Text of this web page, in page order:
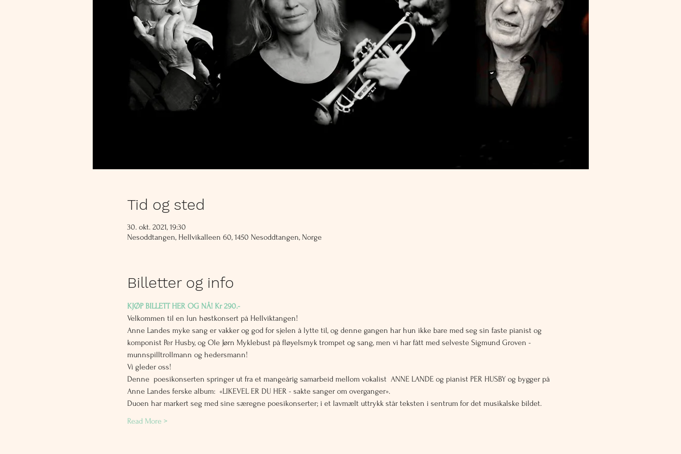
Tid og sted
30. okt. 2021, 19:30
Nesoddtangen, Hellvikalleen 60, 1450 Nesoddtangen, Norge
Billetter og info
KJØP BILLETT HER OG NÅ! Kr 290.-
Velkommen til en lun høstkonsert på Hellviktangen!
Anne Landes myke sang er vakker og god for sjelen å lytte til, og denne gangen har hun ikke bare med seg sin faste pianist og
komponist Per Husby, og Ole Jørn Myklebust på fløyelsmyk trompet og sang, men vi har fått med selveste Sigmund Groven -
munnspilltrollmann og hedersmann!
Vi gleder oss!
Denne  poesikonserten springer ut fra et mangeårig samarbeid mellom vokalist  ANNE LANDE og pianist PER HUSBY og bygger på
Anne Landes ferske album:  «LIKEVEL ER DU HER - sakte sanger om overganger».
Duoen har markert seg med sine særegne poesikonserter; i et lavmælt uttrykk står teksten i sentrum for det musikalske bildet.
Read More >